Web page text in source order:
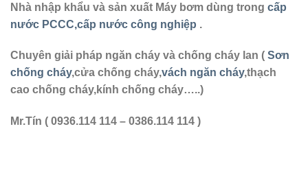
Nhà nhập khẩu và sản xuất Máy bơm dùng trong cấp
nước PCCC,cấp nước công nghiệp .
Chuyên giải pháp ngăn cháy và chống cháy lan ( Sơn
chống cháy,cửa chống cháy,vách ngăn cháy,thạch
cao chống cháy,kính chống cháy…..)
Mr.Tín ( 0936.114 114 – 0386.114 114 )